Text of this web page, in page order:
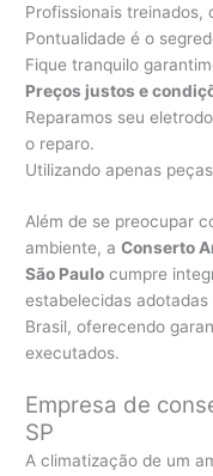
Profissionais treinados,
Pontualidade é o
Fique tranquilo
Preços justos e
Reparamos seu
o reparo.
Utilizando apenas
Além de se preocupar
ambiente, aConserto
São Paulo cumpre
estabelecidas
Brasil, oferecendo
executados.
Empresa de
SP
A climatização de um